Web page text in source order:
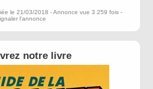
le 21/03/2018 - Annonce vue 3 259 fois -
l'annonce
notre livre